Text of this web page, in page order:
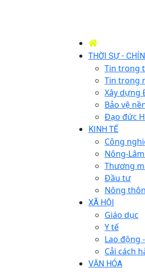
THỜI SỰ -
Tin trong
Tin trong
Xây dựng
Bảo vệ
Đạo đức
KINH TẾ
Công
Nông-
Thương
Đầu tư
Nông
XÃ HỘI
Giáo dục
Y tế
Lao động
Cải cách
VĂN HÓA